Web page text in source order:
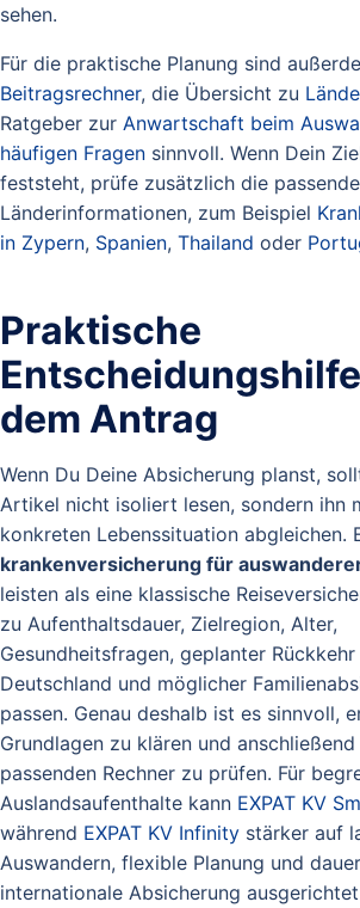
sehen.
Für die praktische Planung sind
Beitragsrechner, die Übersicht zu
Ratgeber zur Anwartschaft beim
häufigen Fragen sinnvoll. Wenn Dein
feststeht, prüfe zusätzlich die
Länderinformationen, zum Beispiel
in Zypern, Spanien, Thailand oder
Praktische
dem Antrag
Wenn Du Deine Absicherung planst,
Artikel nicht isoliert lesen, sondern ihn
konkreten Lebenssituation abgleichen.
krankenversicherung für
leisten als eine klassische
zu Aufenthaltsdauer, Zielregion, Alter,
Gesundheitsfragen, geplanter Rückkehr
Deutschland und möglicher
passen. Genau deshalb ist es sinnvoll,
Grundlagen zu klären und
passenden Rechner zu prüfen. Für
Auslandsaufenthalte kann EXPAT KV
während EXPAT KV Infinity stärker auf
Auswandern, flexible Planung und
internationale Absicherung